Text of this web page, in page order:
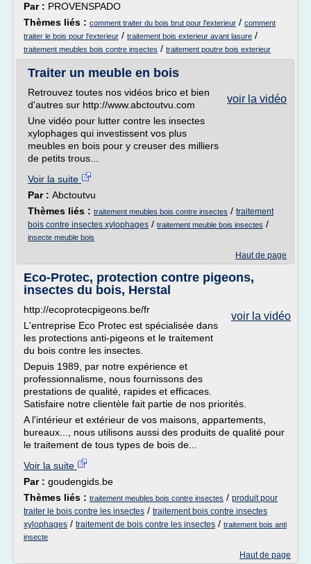
Par : PROVENSPADO
Thèmes liés : comment traiter du bois brut pour l'exterieur / comment
traiter le bois pour l'exterieur / traitement bois exterieur avant lasure /
traitement meubles bois contre insectes / traitement poutre bois exterieur
Traiter un meuble en bois
voir la vidéo
Retrouvez toutes nos vidéos brico et bien
d'autres sur http://www.abctoutvu.com
Une vidéo pour lutter contre les insectes
xylophages qui investissent vos plus
meubles en bois pour y creuser des milliers
de petits trous...
Voir la suite
Par : Abctoutvu
Thèmes liés : traitement meubles bois contre insectes / traitement
bois contre insectes xylophages / traitement meuble bois insectes /
insecte meuble bois
Haut de page
Eco-Protec, protection contre pigeons,
insectes du bois, Herstal
voir la vidéo
http://ecoprotecpigeons.be/fr
L'entreprise Eco Protec est spécialisée dans
les protections anti-pigeons et le traitement
du bois contre les insectes.
Depuis 1989, par notre expérience et
professionnalisme, nous fournissons des
prestations de qualité, rapides et efficaces.
Satisfaire notre clientèle fait partie de nos priorités.
A l'intérieur et extérieur de vos maisons, appartements,
bureaux..., nous utilisons aussi des produits de qualité pour
le traitement de tous types de bois de...
Voir la suite
Par : goudengids.be
Thèmes liés : traitement meubles bois contre insectes / produit pour
traiter le bois contre les insectes / traitement bois contre insectes
xylophages / traitement de bois contre les insectes / traitement bois anti
insecte
Haut de page